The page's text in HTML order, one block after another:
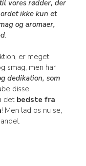
vores rødder, der
ikke kun et
og aromaer,
.
er meget
smag, men har
dedikation, som
disse
det bedste fra
! Men lad os nu se,